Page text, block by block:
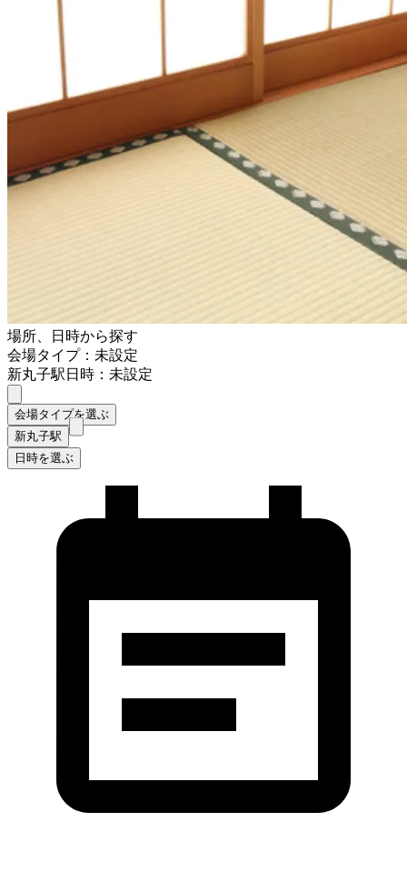
場所、日時から探す
会場タイプ：未設定
新丸子駅日時：未設定
会場タイプを選ぶ
新丸子駅
日時を選ぶ